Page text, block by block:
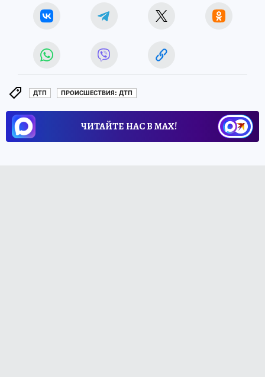
ДТП ПРОИСШЕСТВИЯ: ДТП
ЧИТАЙТЕ НАС В МАХ!